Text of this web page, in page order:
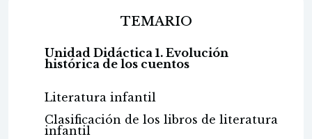
TEMARIO
Unidad Didáctica 1. Evolución
histórica de los cuentos
Literatura infantil
Clasificación de los libros de literatura
infantil